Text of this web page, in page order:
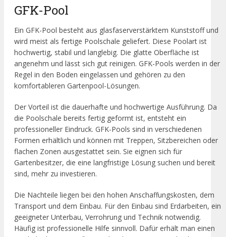
GFK-Pool
Ein GFK-Pool besteht aus glasfaserverstärktem Kunststoff und
wird meist als fertige Poolschale geliefert. Diese Poolart ist
hochwertig, stabil und langlebig. Die glatte Oberfläche ist
angenehm und lässt sich gut reinigen. GFK-Pools werden in der
Regel in den Boden eingelassen und gehören zu den
komfortableren Gartenpool-Lösungen.
Der Vorteil ist die dauerhafte und hochwertige Ausführung. Da
die Poolschale bereits fertig geformt ist, entsteht ein
professioneller Eindruck. GFK-Pools sind in verschiedenen
Formen erhältlich und können mit Treppen, Sitzbereichen oder
flachen Zonen ausgestattet sein. Sie eignen sich für
Gartenbesitzer, die eine langfristige Lösung suchen und bereit
sind, mehr zu investieren.
Die Nachteile liegen bei den hohen Anschaffungskosten, dem
Transport und dem Einbau. Für den Einbau sind Erdarbeiten, ein
geeigneter Unterbau, Verrohrung und Technik notwendig.
Häufig ist professionelle Hilfe sinnvoll. Dafür erhält man einen